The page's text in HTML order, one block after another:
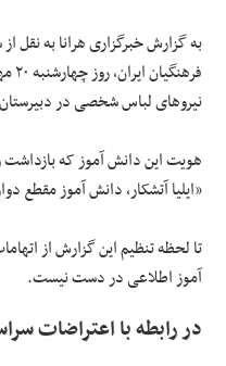
به گزارش خبرگزاری هرانا به
نیروهای لباس شخصی در
هویت این دانش آموز که
«ایلیا آتشکار،‌ دانش آموز مقطع
تا لحظه تنظیم این گزارش از
آموز اطلاعی در دست نیست.
در رابطه با اعتراضات